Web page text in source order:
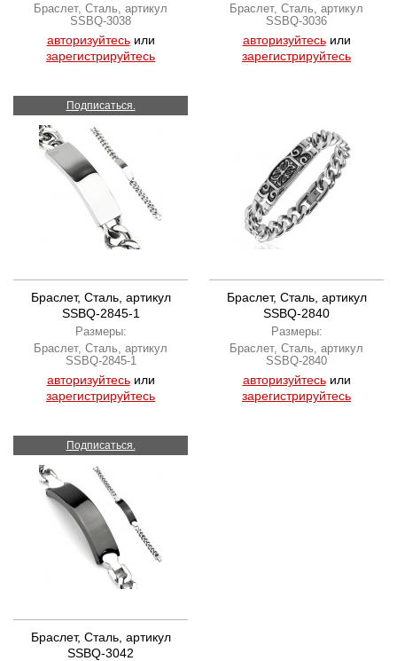
Браслет, Сталь, артикул
SSBQ-3038
авторизуйтесьили
зарегистрируйтесь
Браслет, Сталь, артикул
SSBQ-3036
авторизуйтесьили
зарегистрируйтесь
Подписаться.
Браслет, Сталь, артикул
SSBQ-2845-1
Размеры:
Браслет, Сталь, артикул
SSBQ-2845-1
авторизуйтесьили
зарегистрируйтесь
Браслет, Сталь, артикул
SSBQ-2840
Размеры:
Браслет, Сталь, артикул
SSBQ-2840
авторизуйтесьили
зарегистрируйтесь
Подписаться.
Браслет, Сталь, артикул
SSBQ-3042